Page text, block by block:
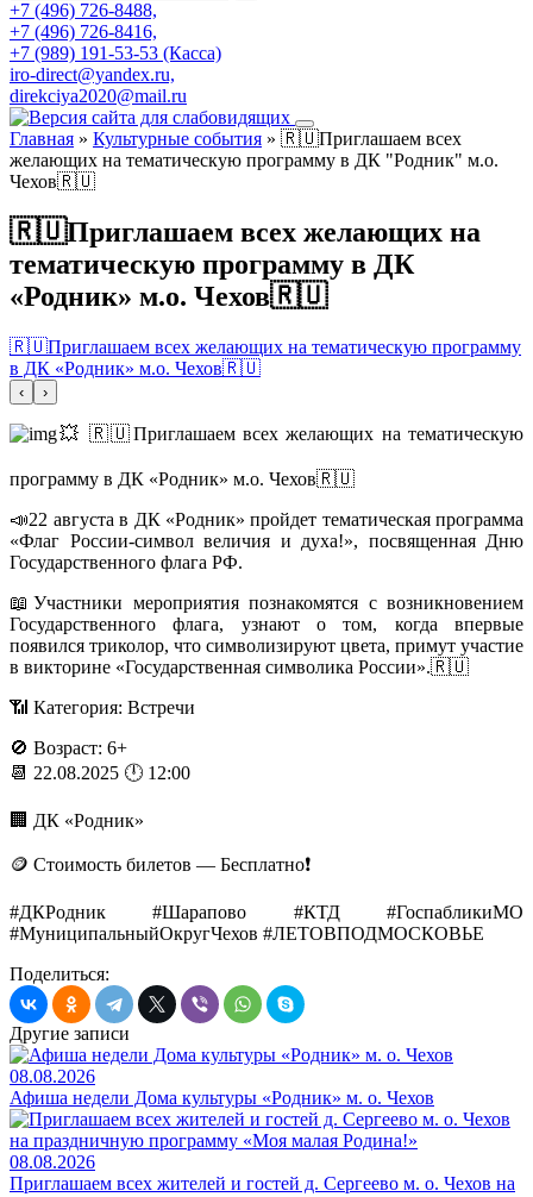
+7 (496) 726-8488,
+7 (496) 726-8416,
+7 (989) 191-53-53 (Касса)
iro-direct@yandex.ru,
direkciya2020@mail.ru
Главная » Культурные события » 🇷🇺Приглашаем всех
желающих на тематическую программу в ДК "Родник" м.о.
Чехов🇷🇺
🇷🇺Приглашаем всех желающих на
тематическую программу в ДК
«Родник» м.о. Чехов🇷🇺
🇷🇺Приглашаем всех желающих на тематическую программу
в ДК «Родник» м.о. Чехов🇷🇺
‹ ›
💥 🇷🇺Приглашаем всех желающих на тематическую
программу в ДК «Родник» м.о. Чехов🇷🇺
📣22 августа в ДК «Родник» пройдет тематическая программа
«Флаг России-символ величия и духа!», посвященная Дню
Государственного флага РФ.
📖Участники мероприятия познакомятся с возникновением
Государственного флага, узнают о том, когда впервые
появился триколор, что символизируют цвета, примут участие
в викторине «Государственная символика России».🇷🇺
📶 Категория: Встречи
🚫 Возраст: 6+
📆 22.08.2025 🕛 12:00
🏢 ДК «Родник»
🪙 Стоимость билетов — Бесплатно❗️
#ДКРодник #Шарапово #КТД #ГоспабликиМО
#МуниципальныйОкругЧехов #ЛЕТОВПОДМОСКОВЬЕ
Поделиться:
Другие записи
08.08.2026
Афиша недели Дома культуры «Родник» м. о. Чехов
08.08.2026
Приглашаем всех жителей и гостей д. Сергеево м. о. Чехов на